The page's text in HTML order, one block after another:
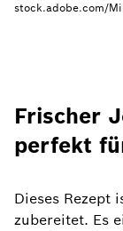
stock.adobe.com/
Frischer
perfekt
Dieses Rezept
zubereitet. Es